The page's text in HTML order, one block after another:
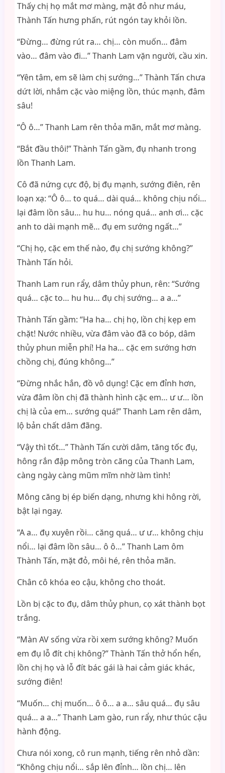
Thấy chị họ mắt mơ màng, mặt đỏ như máu,
Thành Tấn hưng phấn, rút ngón tay khỏi lồn.
“Đừng… đừng rút ra… chị… còn muốn… đâm
vào… đâm vào đi…” Thanh Lam vặn người, cầu xin.
“Yên tâm, em sẽ làm chị sướng…” Thành Tấn chưa
dứt lời, nhắm cặc vào miệng lồn, thúc mạnh, đâm
sâu!
“Ô ô…” Thanh Lam rên thỏa mãn, mắt mơ màng.
“Bắt đầu thôi!” Thành Tấn gầm, đụ nhanh trong
lồn Thanh Lam.
Cô đã nứng cực độ, bị đụ mạnh, sướng điên, rên
loạn xạ: “Ô ô… to quá… dài quá… không chịu nổi…
lại đâm lồn sâu… hu hu… nóng quá… anh ơi… cặc
anh to dài mạnh mẽ… đụ em sướng ngất…”
“Chị họ, cặc em thế nào, đụ chị sướng không?”
Thành Tấn hỏi.
Thanh Lam run rẩy, dâm thủy phun, rên: “Sướng
quá… cặc to… hu hu… đụ chị sướng… a a…”
Thành Tấn gầm: “Ha ha… chị họ, lồn chị kẹp em
chặt! Nước nhiều, vừa đâm vào đã co bóp, dâm
thủy phun miễn phí! Ha ha… cặc em sướng hơn
chồng chị, đúng không…”
“Đừng nhắc hắn, đồ vô dụng! Cặc em đỉnh hơn,
vừa đâm lồn chị đã thành hình cặc em… ư ư… lồn
chị là của em… sướng quá!” Thanh Lam rên dâm,
lộ bản chất dâm đãng.
“Vậy thì tốt…” Thành Tấn cười dâm, tăng tốc đụ,
hông rắn đập mông tròn căng của Thanh Lam,
càng ngày càng mũm mĩm nhờ làm tình!
Mông căng bị ép biến dạng, nhưng khi hông rời,
bật lại ngay.
“A a… đụ xuyên rồi… căng quá… ư ư… không chịu
nổi… lại đâm lồn sâu… ô ô…” Thanh Lam ôm
Thành Tấn, mặt đỏ, môi hé, rên thỏa mãn.
Chân cô khóa eo cậu, không cho thoát.
Lồn bị cặc to đụ, dâm thủy phun, cọ xát thành bọt
trắng.
“Màn AV sống vừa rồi xem sướng không? Muốn
em đụ lỗ đít chị không?” Thành Tấn thở hổn hển,
lồn chị họ và lỗ đít bác gái là hai cảm giác khác,
sướng điên!
“Muốn… chị muốn… ô ô… a a… sâu quá… đụ sâu
quá… a a…” Thanh Lam gào, run rẩy, như thúc cậu
hành động.
Chưa nói xong, cô run mạnh, tiếng rên nhỏ dần:
“Không chịu nổi… sắp lên đỉnh… lồn chị… lên